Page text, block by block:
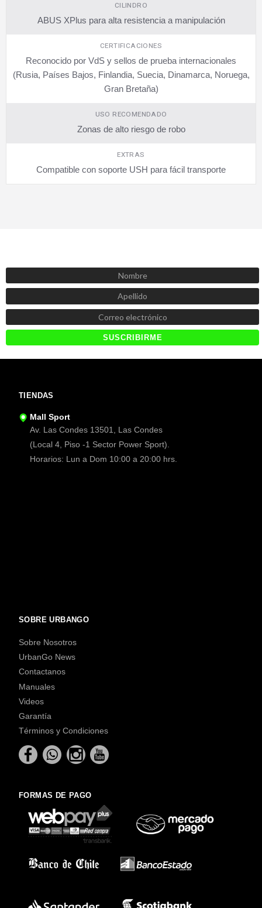
CILINDRO
ABUS XPlus para alta resistencia a manipulación
CERTIFICACIONES
Reconocido por VdS y sellos de prueba internacionales
(Rusia, Países Bajos, Finlandia, Suecia, Dinamarca, Noruega,
Gran Bretaña)
USO RECOMENDADO
Zonas de alto riesgo de robo
EXTRAS
Compatible con soporte USH para fácil transporte
TIENDAS
Mall Sport
Av. Las Condes 13501, Las Condes
(Local 4, Piso -1 Sector Power Sport).
Horarios: Lun a Dom 10:00 a 20:00 hrs.
SOBRE URBANGO
Sobre Nosotros
UrbanGo News
Contactanos
Manuales
Videos
Garantía
Términos y Condiciones
FORMAS DE PAGO